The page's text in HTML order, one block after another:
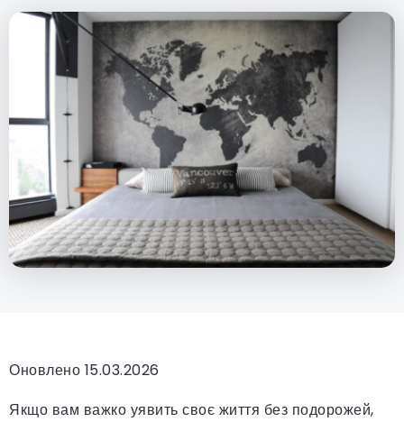
Оновлено 15.03.2026
Якщо вам важко уявить своє життя без подорожей,